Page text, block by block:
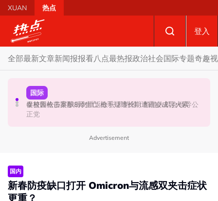
Skip to main content
XUAN 热点
登入
全部最新文章新闻报报看八点最热报政治社会国际专题奇趣
政治
炮轰哈迪不了解章程 阿兹敏：国盟无“自动退盟”规定
政治
促努鲁依莎辞职后勿重返政坛 罗诗雅：给他人机会领导公
正党
国际
泰校园枪击案酿8师生亡 枪手疑遭长期遭霸凌成导火索
Advertisement
国内
新春防疫缺口打开 Omicron与流感双夹击症状
更重？